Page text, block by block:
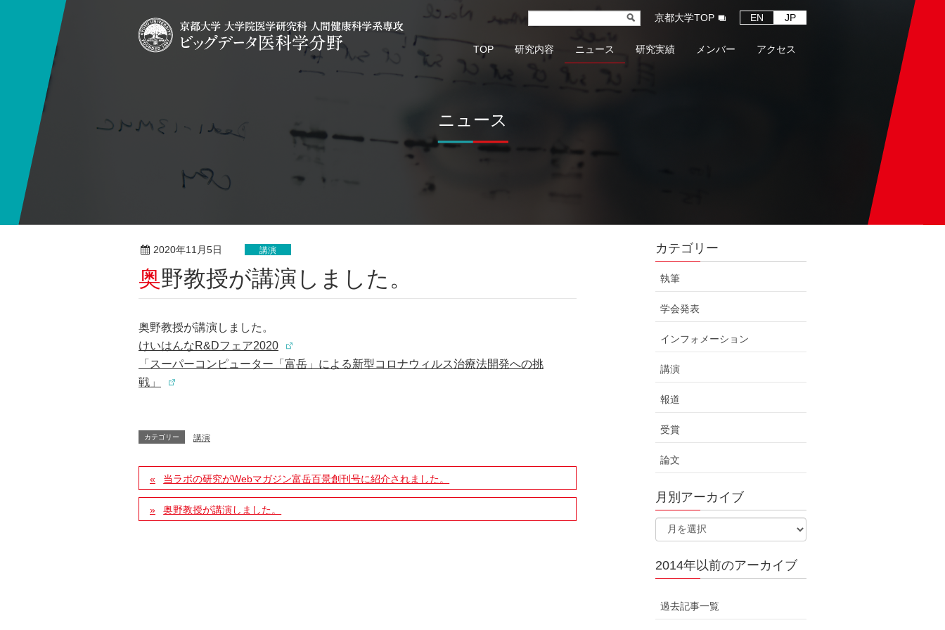
京都大学TOP EN JP
TOP 研究内容 ニュース 研究実績 メンバー アクセス
ニュース
2020年11月5日 講演
奥野教授が講演しました。
奥野教授が講演しました。
けいはんなR&Dフェア2020
「スーパーコンピューター「富岳」による新型コロナウィルス治療法開発への挑
戦」
カテゴリー 講演
当ラボの研究がWebマガジン富岳百景創刊号に紹介されました。
奥野教授が講演しました。
カテゴリー
執筆
学会発表
インフォメーション
講演
報道
受賞
論文
月別アーカイブ
2014年以前のアーカイブ
過去記事一覧